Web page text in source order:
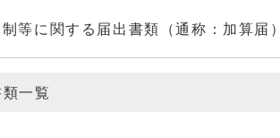
等に関する届出書類（通称：加算届）
一覧